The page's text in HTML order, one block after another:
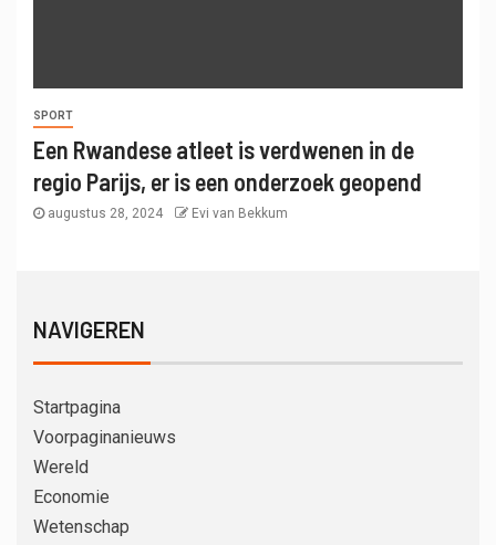
SPORT
Een Rwandese atleet is verdwenen in de
regio Parijs, er is een onderzoek geopend
augustus 28, 2024 Evi van Bekkum
NAVIGEREN
Startpagina
Voorpaginanieuws
Wereld
Economie
Wetenschap